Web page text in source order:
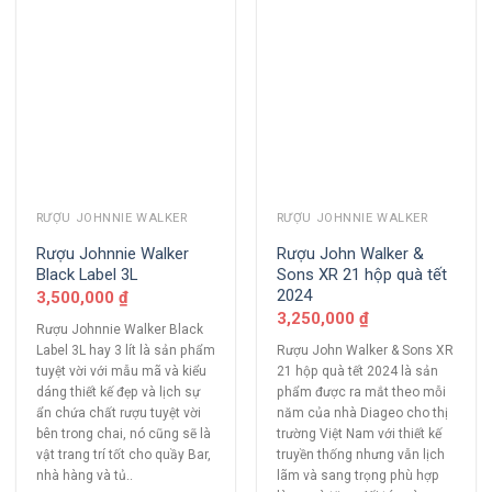
RƯỢU JOHNNIE WALKER
Rượu Johnnie Walker
Black Label 3L
3,500,000 ₫
Rượu Johnnie Walker Black
Label 3L hay 3 lít là sản phẩm
tuyệt vời với mẫu mã và kiểu
dáng thiết kế đẹp và lịch sự
ẩn chứa chất rượu tuyệt vời
bên trong chai, nó cũng sẽ là
vật trang trí tốt cho quầy Bar,
nhà hàng và tủ..
RƯỢU JOHNNIE WALKER
Rượu John Walker &
Sons XR 21 hộp quà tết
2024
3,250,000 ₫
Rượu John Walker & Sons XR
21 hộp quà tết 2024 là sản
phẩm được ra mắt theo mỗi
năm của nhà Diageo cho thị
trường Việt Nam với thiết kế
truyền thống nhưng vẫn lịch
lãm và sang trọng phù hợp